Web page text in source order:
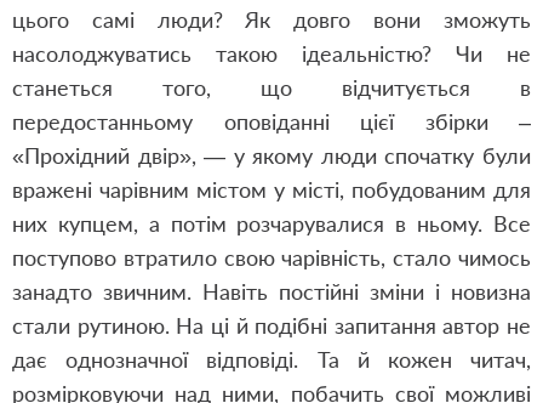
цього самі люди? Як довго вони зможуть
насолоджуватись такою ідеальністю? Чи не
станеться того, що відчитується в
передостанньому оповіданні цієї збірки –
«Прохідний двір», — у якому люди спочатку були
вражені чарівним містом у місті, побудованим для
них купцем, а потім розчарувалися в ньому. Все
поступово втратило свою чарівність, стало чимось
занадто звичним. Навіть постійні зміни і новизна
стали рутиною. На ці й подібні запитання автор не
дає однозначної відповіді. Та й кожен читач,
розмірковуючи над ними, побачить свої можливі